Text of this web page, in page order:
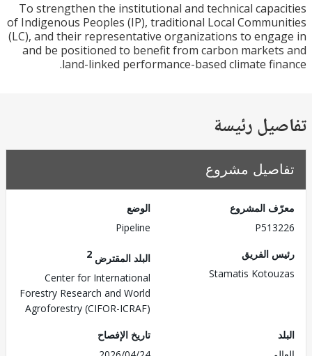
To strengthen the institutional and technical
of Indigenous Peoples (IP), traditional Local
(LC), and their representative organizations to
and be positioned to benefit from carbon
land-linked performance-based climate
رئيسة
مشروع
المشروع
الفريق
Stamatis
البلد المقترض
Center for International
Forestry Research and World
Agroforestry (CIFOR-ICRAF)
تاريخ الإفصاح